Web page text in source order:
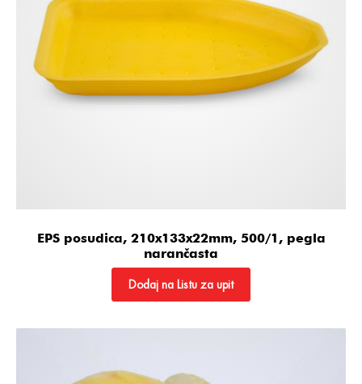
EPS posudica, 210x133x22mm, 500/1, pegla
narančasta
Dodaj na Listu za upit